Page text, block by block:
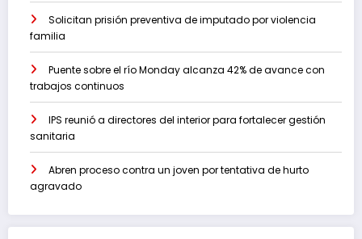
Solicitan prisión preventiva de imputado por violencia
familia
Puente sobre el río Monday alcanza 42% de avance con
trabajos continuos
IPS reunió a directores del interior para fortalecer gestión
sanitaria
Abren proceso contra un joven por tentativa de hurto
agravado